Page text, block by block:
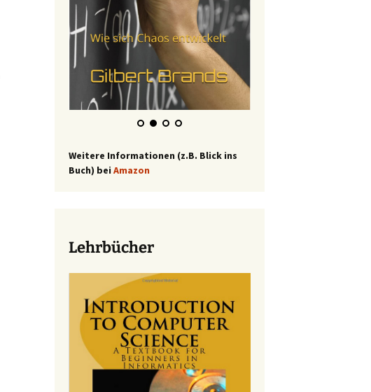
Weitere Informationen (z.B. Blick ins
Buch) bei Amazon
Lehrbücher